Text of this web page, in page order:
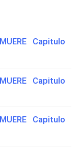
MUERE Capitulo
MUERE Capitulo
MUERE Capitulo